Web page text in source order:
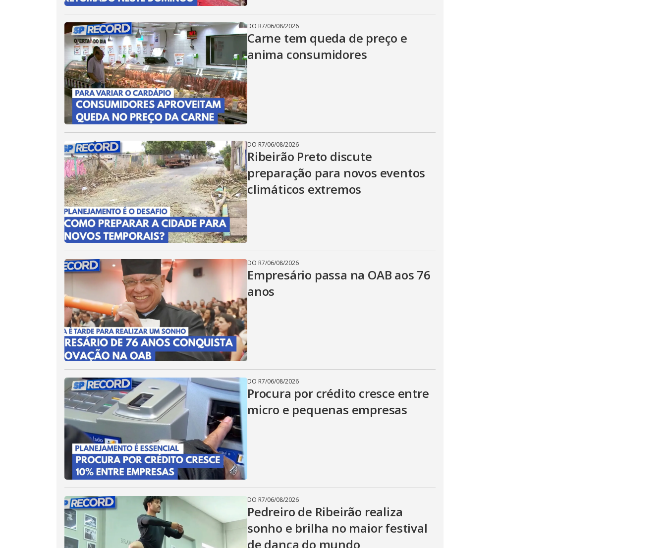
DO R7/06/08/2026
Carne tem queda de preço e
anima consumidores
DO R7/06/08/2026
Ribeirão Preto discute
preparação para novos eventos
climáticos extremos
DO R7/06/08/2026
Empresário passa na OAB aos 76
anos
DO R7/06/08/2026
Procura por crédito cresce entre
micro e pequenas empresas
DO R7/06/08/2026
Pedreiro de Ribeirão realiza
sonho e brilha no maior festival
de dança do mundo